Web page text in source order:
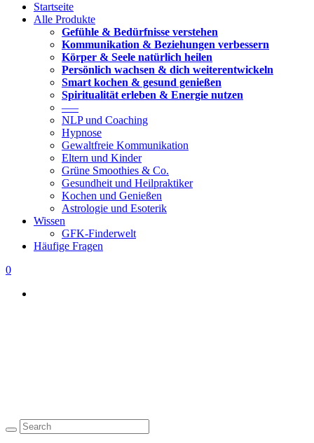
Startseite
Alle Produkte
Gefühle & Bedürfnisse verstehen
Kommunikation & Beziehungen verbessern
Körper & Seele natürlich heilen
Persönlich wachsen & dich weiterentwickeln
Smart kochen & gesund genießen
Spiritualität erleben & Energie nutzen
—–
NLP und Coaching
Hypnose
Gewaltfreie Kommunikation
Eltern und Kinder
Grüne Smoothies & Co.
Gesundheit und Heilpraktiker
Kochen und Genießen
Astrologie und Esoterik
Wissen
GFK-Finderwelt
Häufige Fragen
0